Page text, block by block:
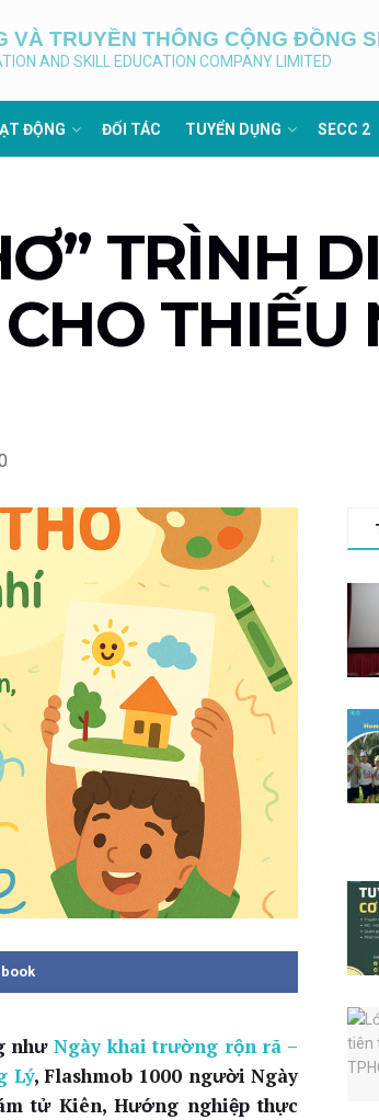
VÀ TRUYỀN THÔNG CỘNG ĐỒNG
AND SKILL EDUCATION COMPANY LIMITED
ĐỘNG ĐỐI TÁC TUYỂN DỤNG SECC 2
TRÌNH
THIẾU
nhưNgày khai trường rộn rã –
Lý, Flashmob 1000 người Ngày
tử Kiên, Hướng nghiệp thực